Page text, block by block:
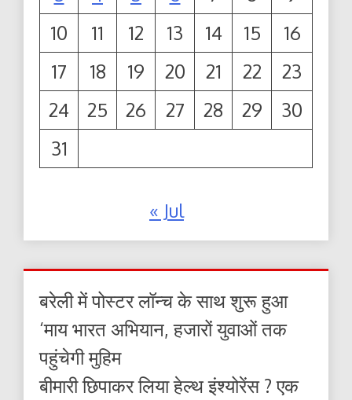
10
11 12 13 14 15
16
17
18 19 20 21 22
23
24
25 26 27 28 29
30
31
« Jul
बरेली में पोस्टर लॉन्च के साथ शुरू हुआ
‘माय भारत अभियान, हजारों युवाओं तक
पहुंचेगी मुहिम
बीमारी छिपाकर लिया हेल्थ इंश्योरेंस ? एक